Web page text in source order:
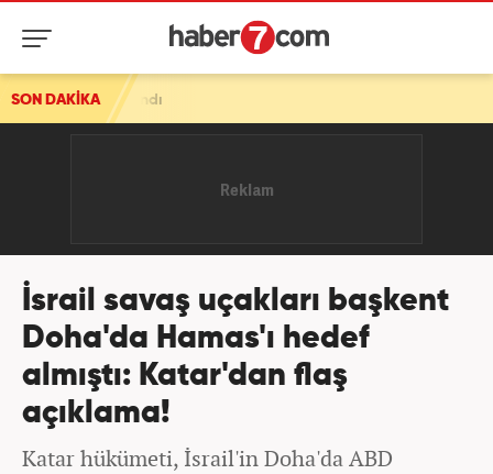
SON DAKİKA
İsrail savaş uçakları başkent
Doha'da Hamas'ı hedef
almıştı: Katar'dan flaş
açıklama!
Katar hükümeti, İsrail'in Doha'da ABD